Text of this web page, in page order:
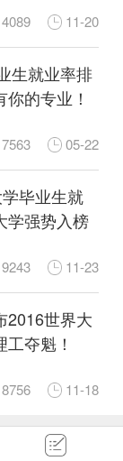
4089 11-20
生就业率排
的专业！
7563 05-22
毕业生就
学强势入榜
9243 11-23
2016世界大
夺魁！
8756 11-18